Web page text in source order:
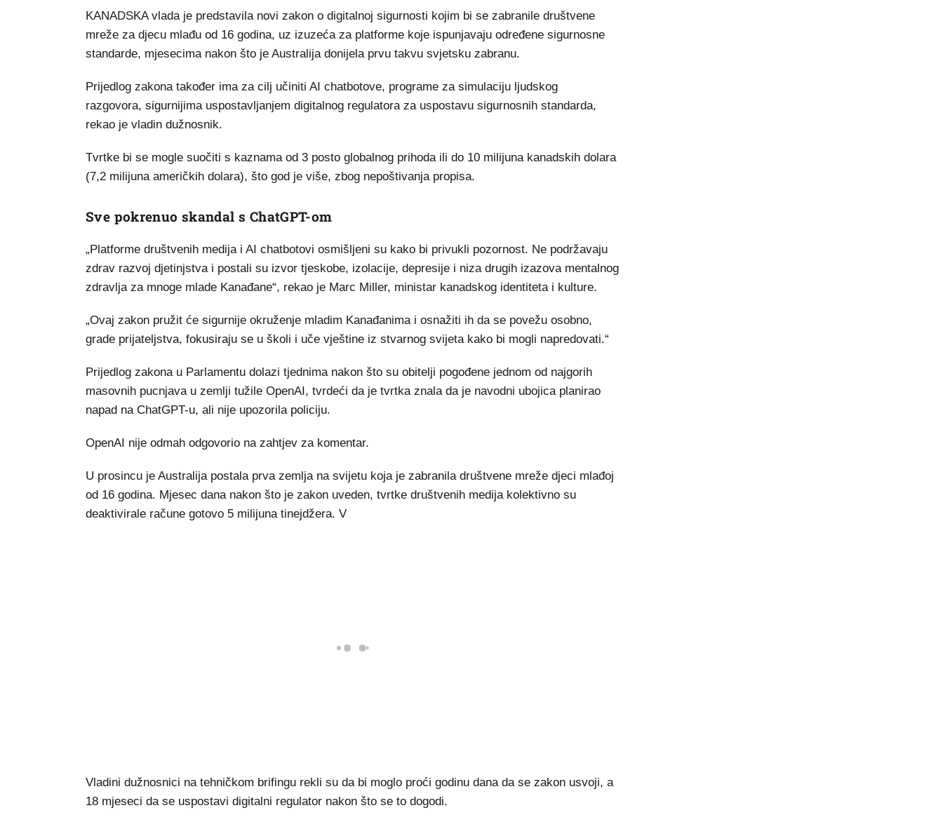
KANADSKA vlada je predstavila novi zakon o digitalnoj sigurnosti kojim bi se zabranile društvene
mreže za djecu mlađu od 16 godina, uz izuzeća za platforme koje ispunjavaju određene sigurnosne
standarde, mjesecima nakon što je Australija donijela prvu takvu svjetsku zabranu.
Prijedlog zakona također ima za cilj učiniti AI chatbotove, programe za simulaciju ljudskog
razgovora, sigurnijima uspostavljanjem digitalnog regulatora za uspostavu sigurnosnih standarda,
rekao je vladin dužnosnik.
Tvrtke bi se mogle suočiti s kaznama od 3 posto globalnog prihoda ili do 10 milijuna kanadskih dolara
(7,2 milijuna američkih dolara), što god je više, zbog nepoštivanja propisa.
Sve pokrenuo skandal s ChatGPT-om
„Platforme društvenih medija i AI chatbotovi osmišljeni su kako bi privukli pozornost. Ne podržavaju
zdrav razvoj djetinjstva i postali su izvor tjeskobe, izolacije, depresije i niza drugih izazova mentalnog
zdravlja za mnoge mlade Kanađane“, rekao je Marc Miller, ministar kanadskog identiteta i kulture.
„Ovaj zakon pružit će sigurnije okruženje mladim Kanađanima i osnažiti ih da se povežu osobno,
grade prijateljstva, fokusiraju se u školi i uče vještine iz stvarnog svijeta kako bi mogli napredovati.“
Prijedlog zakona u Parlamentu dolazi tjednima nakon što su obitelji pogođene jednom od najgorih
masovnih pucnjava u zemlji tužile OpenAI, tvrdeći da je tvrtka znala da je navodni ubojica planirao
napad na ChatGPT-u, ali nije upozorila policiju.
OpenAI nije odmah odgovorio na zahtjev za komentar.
U prosincu je Australija postala prva zemlja na svijetu koja je zabranila društvene mreže djeci mlađoj
od 16 godina. Mjesec dana nakon što je zakon uveden, tvrtke društvenih medija kolektivno su
deaktivirale račune gotovo 5 milijuna tinejdžera. V
Vladini dužnosnici na tehničkom brifingu rekli su da bi moglo proći godinu dana da se zakon usvoji, a
18 mjeseci da se uspostavi digitalni regulator nakon što se to dogodi.